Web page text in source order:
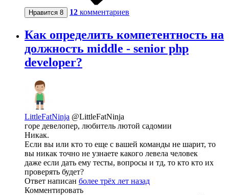
Нравится 8 12 комментариев
Как определить компетентность на
должность middle - senior php
developer?
LittleFatNinja @LittleFatNinja
горе девелопер, любитель лютой садомии
Никак.
Если вы или кто то еще с вашей команды не шарит, то
вы никак точно не узнаете какого левела человек
даже если дать ему тесты, вопросы и тд, то кто кто их
проверять будет?
Ответ написан более трёх лет назад
Комментировать